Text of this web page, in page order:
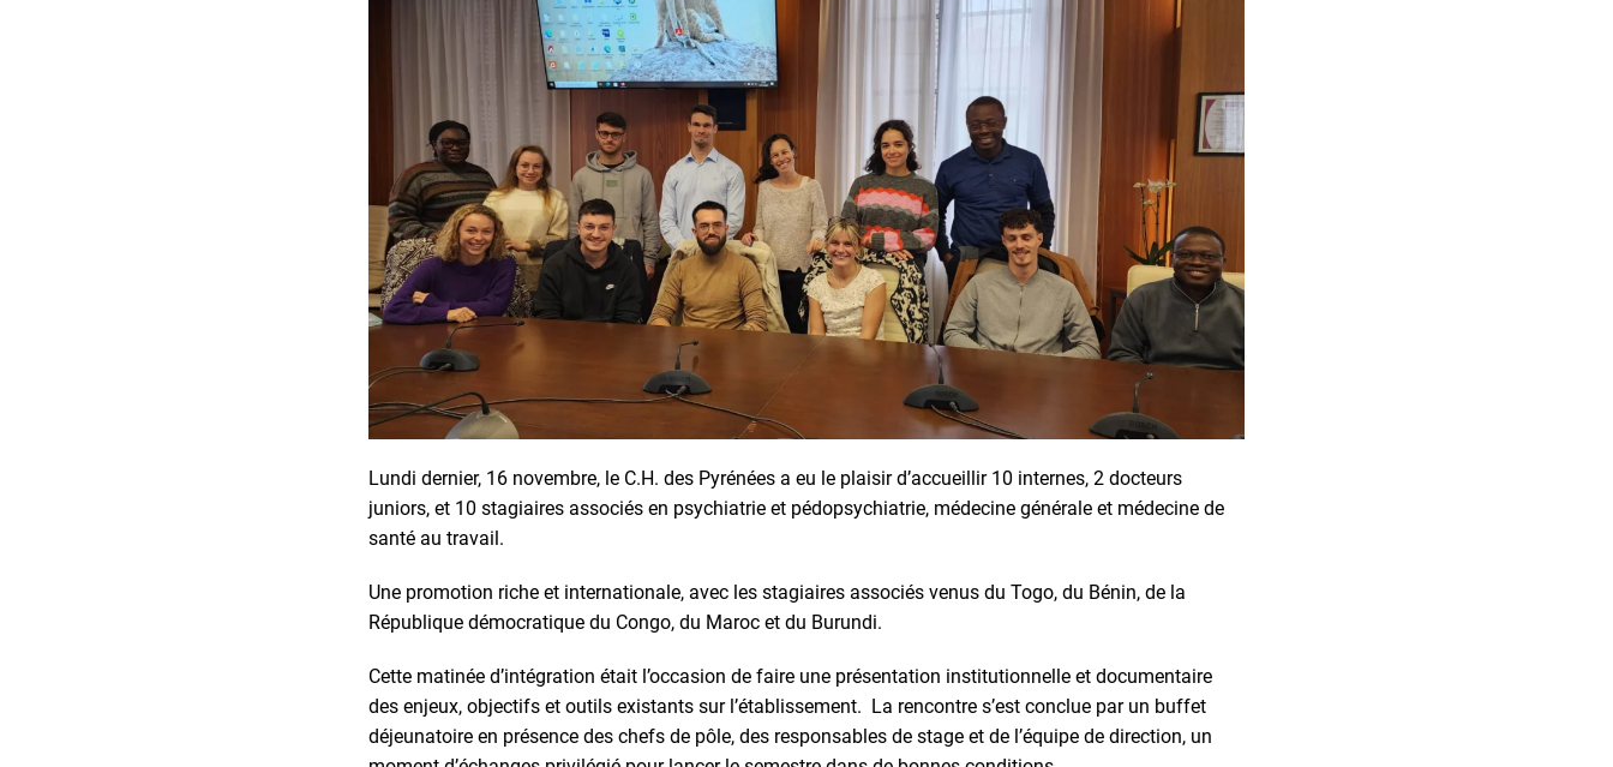
Lundi dernier, 16 novembre, le C.H. des Pyrénées a eu le plaisir d’accueillir 10 internes, 2 docteurs
juniors, et 10 stagiaires associés en psychiatrie et pédopsychiatrie, médecine générale et médecine de
santé au travail.
Une promotion riche et internationale, avec les stagiaires associés venus du Togo, du Bénin, de la
République démocratique du Congo, du Maroc et du Burundi.
Cette matinée d’intégration était l’occasion de faire une présentation institutionnelle et documentaire
des enjeux, objectifs et outils existants sur l’établissement. La rencontre s’est conclue par un buffet
déjeunatoire en présence des chefs de pôle, des responsables de stage et de l’équipe de direction, un